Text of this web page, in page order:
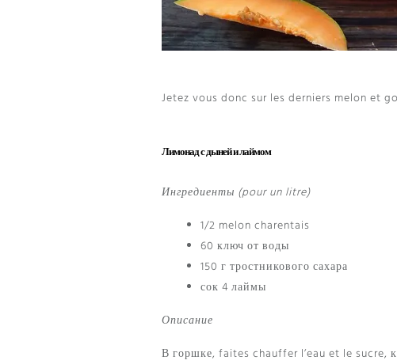
Jetez vous donc sur les derniers melon et
Лимонад с дыней и лаймом
Ингредиенты (pour un litre)
1/2 melon charentais
60 ключ от воды
150 г тростникового сахара
сок 4 лаймы
Описание
В горшке,faites chauffer l’eau et le sucre,